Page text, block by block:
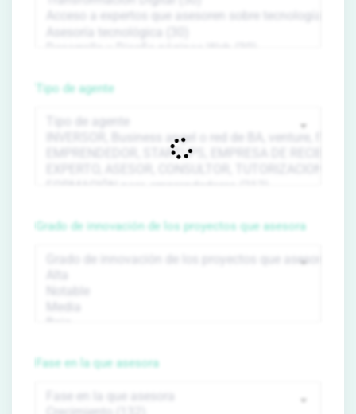
Tipo de agente
Grado de innovación de los proyectos que asesora
Fase en la que asesora